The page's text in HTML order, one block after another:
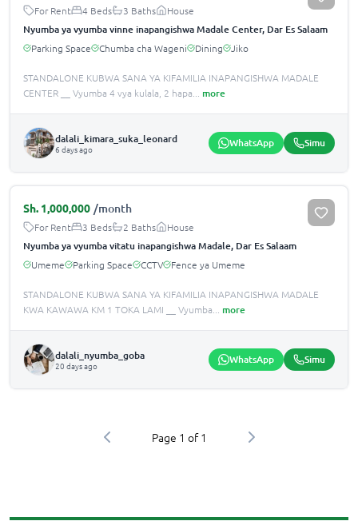
For Rent 4 Beds 3 Baths House
Nyumba ya vyumba vinne inapangishwa Madale Center, Dar Es Salaam
Parking Space Chumba cha Wageni Dining Jiko
STANDALONE KUBWA SANA YA KIFAMILIA INAPANGISHWA MADALE
CENTER __ Vyumba 4 vya kulala, 2 hapa
more
dalali_kimara_suka_leonard
6 days ago WhatsApp Simu
Sh. 1,000,000 /month
For Rent 3 Beds 2 Baths House
Nyumba ya vyumba vitatu inapangishwa Madale, Dar Es Salaam
Umeme Parking Space CCTV Fence ya Umeme
STANDALONE KUBWA SANA YA KIFAMILIA INAPANGISHWA MADALE
KWA KAWAWA KM 1 TOKA LAMI __ Vyumba
more
dalali_nyumba_goba
20 days ago WhatsApp Simu
Page 1 of1